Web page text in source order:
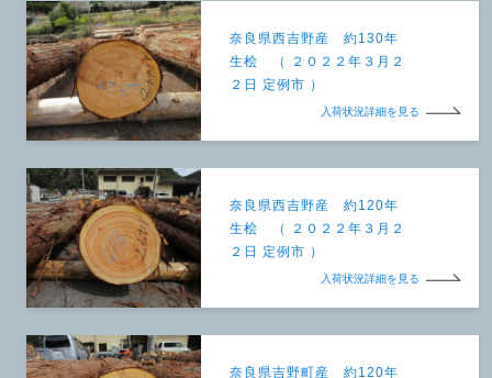
奈良県西吉野産 約130年
生桧 （ ２０２２年３月２
２日 定例市 ）
入荷状況詳細を見る
奈良県西吉野産 約120年
生桧 （ ２０２２年３月２
２日 定例市 ）
入荷状況詳細を見る
奈良県吉野町産 約120年